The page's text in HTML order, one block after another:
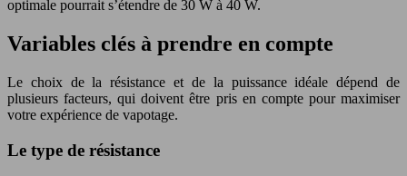
optimale pourrait s’étendre de 30 W à 40 W.
Variables clés à prendre en compte
Le choix de la résistance et de la puissance idéale dépend de
plusieurs facteurs, qui doivent être pris en compte pour maximiser
votre expérience de vapotage.
Le type de résistance